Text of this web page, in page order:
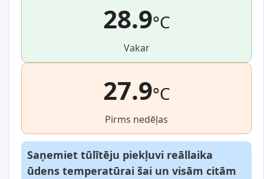
28.9°C
Vakar
27.9°C
Pirms nedēļas
Saņemiet tūlītēju piekļuvi reāllaika
ūdens temperatūrai šai un visām citām